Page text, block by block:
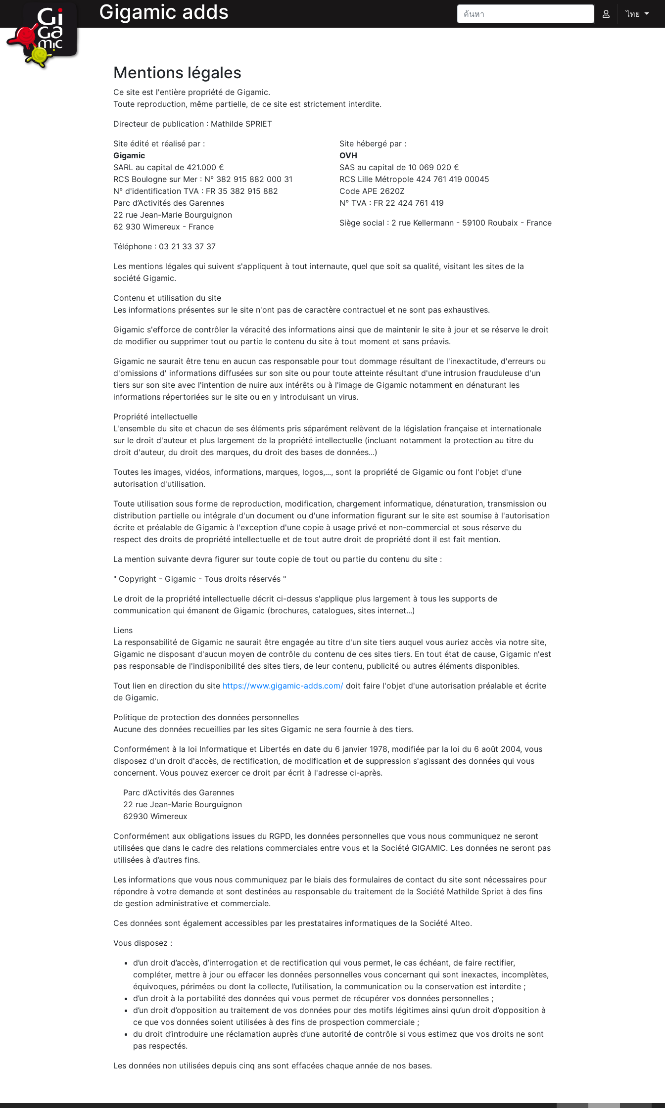
Gigamic adds ไทย
Mentions légales
Ce site est l'entière propriété de Gigamic.
Toute reproduction, même partielle, de ce site est strictement interdite.
Directeur de publication : Mathilde SPRIET
Site édité et réalisé par :
Gigamic
SARL au capital de 421.000 €
RCS Boulogne sur Mer : N° 382 915 882 000 31
N° d'identification TVA : FR 35 382 915 882
Parc d’Activités des Garennes
22 rue Jean-Marie Bourguignon
62 930 Wimereux - France
Téléphone : 03 21 33 37 37
Site hébergé par :
OVH
SAS au capital de 10 069 020 €
RCS Lille Métropole 424 761 419 00045
Code APE 2620Z
N° TVA : FR 22 424 761 419
Siège social : 2 rue Kellermann - 59100 Roubaix - France
Les mentions légales qui suivent s'appliquent à tout internaute, quel que soit sa qualité, visitant les sites de la
société Gigamic.
Contenu et utilisation du site
Les informations présentes sur le site n'ont pas de caractère contractuel et ne sont pas exhaustives.
Gigamic s'efforce de contrôler la véracité des informations ainsi que de maintenir le site à jour et se réserve le droit
de modifier ou supprimer tout ou partie le contenu du site à tout moment et sans préavis.
Gigamic ne saurait être tenu en aucun cas responsable pour tout dommage résultant de l'inexactitude, d'erreurs ou
d'omissions d' informations diffusées sur son site ou pour toute atteinte résultant d'une intrusion frauduleuse d'un
tiers sur son site avec l'intention de nuire aux intérêts ou à l'image de Gigamic notamment en dénaturant les
informations répertoriées sur le site ou en y introduisant un virus.
Propriété intellectuelle
L'ensemble du site et chacun de ses éléments pris séparément relèvent de la législation française et internationale
sur le droit d'auteur et plus largement de la propriété intellectuelle (incluant notamment la protection au titre du
droit d'auteur, du droit des marques, du droit des bases de données...)
Toutes les images, vidéos, informations, marques, logos,..., sont la propriété de Gigamic ou font l'objet d'une
autorisation d'utilisation.
Toute utilisation sous forme de reproduction, modification, chargement informatique, dénaturation, transmission ou
distribution partielle ou intégrale d'un document ou d'une information figurant sur le site est soumise à l'autorisation
écrite et préalable de Gigamic à l'exception d'une copie à usage privé et non-commercial et sous réserve du
respect des droits de propriété intellectuelle et de tout autre droit de propriété dont il est fait mention.
La mention suivante devra figurer sur toute copie de tout ou partie du contenu du site :
" Copyright - Gigamic - Tous droits réservés "
Le droit de la propriété intellectuelle décrit ci-dessus s'applique plus largement à tous les supports de
communication qui émanent de Gigamic (brochures, catalogues, sites internet...)
Liens
La responsabilité de Gigamic ne saurait être engagée au titre d'un site tiers auquel vous auriez accès via notre site,
Gigamic ne disposant d'aucun moyen de contrôle du contenu de ces sites tiers. En tout état de cause, Gigamic n'est
pas responsable de l'indisponibilité des sites tiers, de leur contenu, publicité ou autres éléments disponibles.
Tout lien en direction du site https://www.gigamic-adds.com/ doit faire l'objet d'une autorisation préalable et écrite
de Gigamic.
Politique de protection des données personnelles
Aucune des données recueillies par les sites Gigamic ne sera fournie à des tiers.
Conformément à la loi Informatique et Libertés en date du 6 janvier 1978, modifiée par la loi du 6 août 2004, vous
disposez d'un droit d'accès, de rectification, de modification et de suppression s'agissant des données qui vous
concernent. Vous pouvez exercer ce droit par écrit à l'adresse ci-après.
Parc d’Activités des Garennes
22 rue Jean-Marie Bourguignon
62930 Wimereux
Conformément aux obligations issues du RGPD, les données personnelles que vous nous communiquez ne seront
utilisées que dans le cadre des relations commerciales entre vous et la Société GIGAMIC. Les données ne seront pas
utilisées à d’autres fins.
Les informations que vous nous communiquez par le biais des formulaires de contact du site sont nécessaires pour
répondre à votre demande et sont destinées au responsable du traitement de la Société Mathilde Spriet à des fins
de gestion administrative et commerciale.
Ces données sont également accessibles par les prestataires informatiques de la Société Alteo.
Vous disposez :
d’un droit d’accès, d’interrogation et de rectification qui vous permet, le cas échéant, de faire rectifier,
compléter, mettre à jour ou effacer les données personnelles vous concernant qui sont inexactes, incomplètes,
équivoques, périmées ou dont la collecte, l’utilisation, la communication ou la conservation est interdite ;
d’un droit à la portabilité des données qui vous permet de récupérer vos données personnelles ;
d’un droit d’opposition au traitement de vos données pour des motifs légitimes ainsi qu’un droit d’opposition à
ce que vos données soient utilisées à des fins de prospection commerciale ;
du droit d’introduire une réclamation auprès d’une autorité de contrôle si vous estimez que vos droits ne sont
pas respectés.
Les données non utilisées depuis cinq ans sont effacées chaque année de nos bases.